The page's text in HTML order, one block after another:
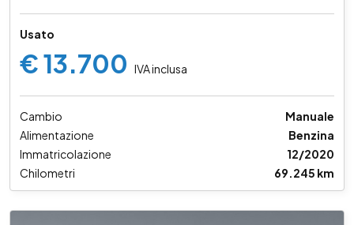
Usato
€ 13.700 IVA inclusa
Cambio
Manuale
Alimentazione
Benzina
Immatricolazione
12/2020
Chilometri
69.245 km